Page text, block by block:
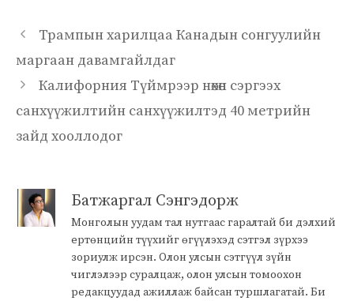
Трампын харилцаа Канадын сонгуулийн
маргаан давамгайлдаг
Калифорния Түймрээр нөхөн сэргээх
санхүүжилтийн санхүүжилтэд 40 метрийн
зайд хооллодог
Батжаргал Сэнгэдорж
Монголын уудам тал нутгаас гаралтай би дэлхий
ертөнцийн түүхийг өгүүлэхэд сэтгэл зүрхээ
зориулж ирсэн. Олон улсын сэтгүүл зүйн
чиглэлээр суралцаж, олон улсын томоохон
редакцуудад ажиллаж байсан туршлагатай. Би